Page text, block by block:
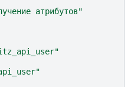
атрибутов"